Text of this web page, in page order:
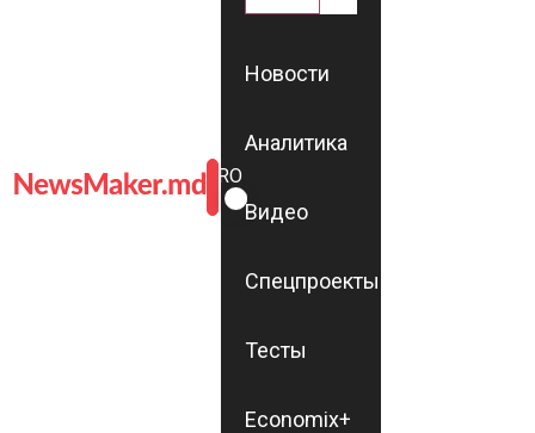
ROMÂNĂ
RU
Новости
Аналитика
Видео
Спецпроекты
Тесты
Economix+